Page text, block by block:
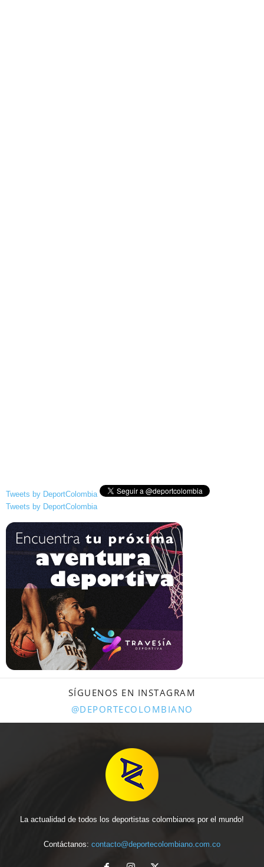
Tweets by DeportColombia
Tweets by DeportColombia
SÍGUENOS EN INSTAGRAM
@DEPORTECOLOMBIANO
La actualidad de todos los deportistas colombianos por el mundo!
Contáctanos: contacto@deportecolombiano.com.co